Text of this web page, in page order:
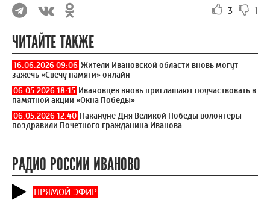
3 1
ЧИТАЙТЕ ТАКЖЕ
16.06.2026 09:06 Жители Ивановской области вновь могут
зажечь «Свечу памяти» онлайн
06.05.2026 18:15 Ивановцев вновь приглашают поучаствовать в
памятной акции «Окна Победы»
06.05.2026 12:40 Накануне Дня Великой Победы волонтеры
поздравили Почетного гражданина Иванова
РАДИО РОССИИ ИВАНОВО
ПРЯМОЙ ЭФИР